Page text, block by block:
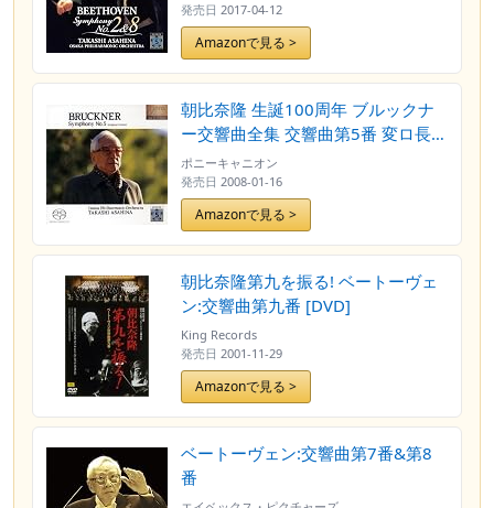
発売日 2017-04-12
Amazonで見る >
朝比奈隆 生誕100周年 ブルックナ
ー交響曲全集 交響曲第5番 変ロ長調
(原典版)
ポニーキャニオン
発売日 2008-01-16
Amazonで見る >
朝比奈隆第九を振る! ベートーヴェ
ン:交響曲第九番 [DVD]
King Records
発売日 2001-11-29
Amazonで見る >
ベートーヴェン:交響曲第7番&第8
番